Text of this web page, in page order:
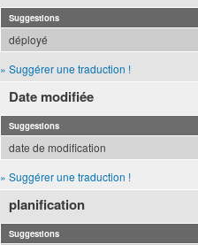
Suggestions
déployé
» Suggérer une traduction !
Date modifiée
Suggestions
date de modification
» Suggérer une traduction !
planification
Suggestions